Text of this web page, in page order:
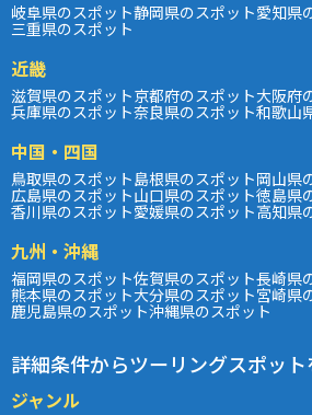
岐阜県のスポット静岡県のスポット愛知県
三重県のスポット
近畿
滋賀県のスポット京都府のスポット大阪府
兵庫県のスポット奈良県のスポット和歌山
中国・四国
鳥取県のスポット島根県のスポット岡山県
広島県のスポット山口県のスポット徳島県
香川県のスポット愛媛県のスポット高知県
九州・沖縄
福岡県のスポット佐賀県のスポット長崎県
熊本県のスポット大分県のスポット宮崎県
鹿児島県のスポット沖縄県のスポット
詳細条件からツーリングスポット
ジャンル